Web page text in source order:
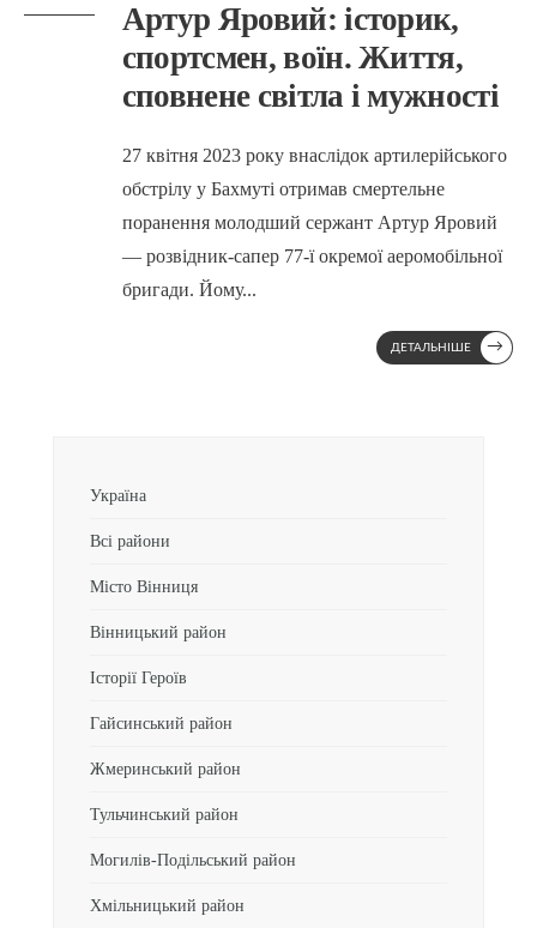
Артур Яровий: історик,
спортсмен, воїн. Життя,
сповнене світла і мужності
27 квітня 2023 року внаслідок артилерійського
обстрілу у Бахмуті отримав смертельне
поранення молодший сержант Артур Яровий
— розвідник-сапер 77-ї окремої аеромобільної
бригади. Йому...
ДЕТАЛЬНІШЕ →
Україна
Всі райони
Місто Вінниця
Вінницький район
Історії Героїв
Гайсинський район
Жмеринський район
Тульчинський район
Могилів-Подільський район
Хмільницький район